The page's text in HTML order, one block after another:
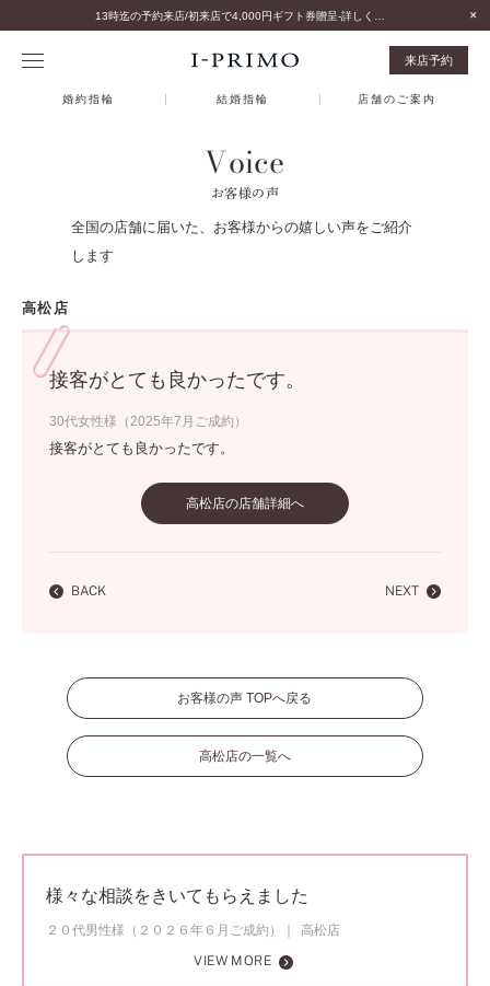
来店予約
婚約指輪 結婚指輪 店舗のご案内
Voice
お客様の声
全国の店舗に届いた、お客様からの嬉しい声をご紹介
します
高松店
接客がとても良かったです。
30代女性様（2025年7月ご成約）
接客がとても良かったです。
高松店の店舗詳細へ
BACK NEXT
お客様の声 TOPへ戻る
高松店の一覧へ
様々な相談をきいてもらえました
２０代男性様（２０２６年６月ご成約）
高松店
VIEW MORE